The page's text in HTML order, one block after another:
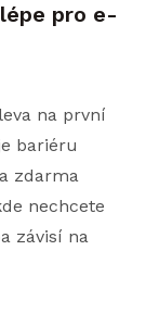
pro e-
na první
bariéru
zdarma
nechcete
závisí na